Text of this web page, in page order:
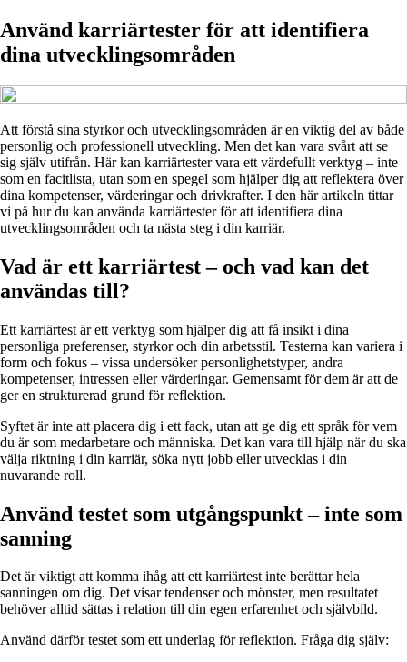
Använd karriärtester för att identifiera
dina utvecklingsområden
Att förstå sina styrkor och utvecklingsområden är en viktig del av både
personlig och professionell utveckling. Men det kan vara svårt att se
sig själv utifrån. Här kan karriärtester vara ett värdefullt verktyg – inte
som en facitlista, utan som en spegel som hjälper dig att reflektera över
dina kompetenser, värderingar och drivkrafter. I den här artikeln tittar
vi på hur du kan använda karriärtester för att identifiera dina
utvecklingsområden och ta nästa steg i din karriär.
Vad är ett karriärtest – och vad kan det
användas till?
Ett karriärtest är ett verktyg som hjälper dig att få insikt i dina
personliga preferenser, styrkor och din arbetsstil. Testerna kan variera i
form och fokus – vissa undersöker personlighetstyper, andra
kompetenser, intressen eller värderingar. Gemensamt för dem är att de
ger en strukturerad grund för reflektion.
Syftet är inte att placera dig i ett fack, utan att ge dig ett språk för vem
du är som medarbetare och människa. Det kan vara till hjälp när du ska
välja riktning i din karriär, söka nytt jobb eller utvecklas i din
nuvarande roll.
Använd testet som utgångspunkt – inte som
sanning
Det är viktigt att komma ihåg att ett karriärtest inte berättar hela
sanningen om dig. Det visar tendenser och mönster, men resultatet
behöver alltid sättas i relation till din egen erfarenhet och självbild.
Använd därför testet som ett underlag för reflektion. Fråga dig själv: